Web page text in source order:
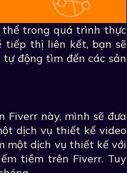
thể trong quá trình thực
tiếp thị liên kết, bạn sẽ
động tìm đến các sản
này, mình sẽ đưa
dịch vụ thiết kế video
một dịch vụ thiết kế với
tiềm trên Fiverr. Tuy